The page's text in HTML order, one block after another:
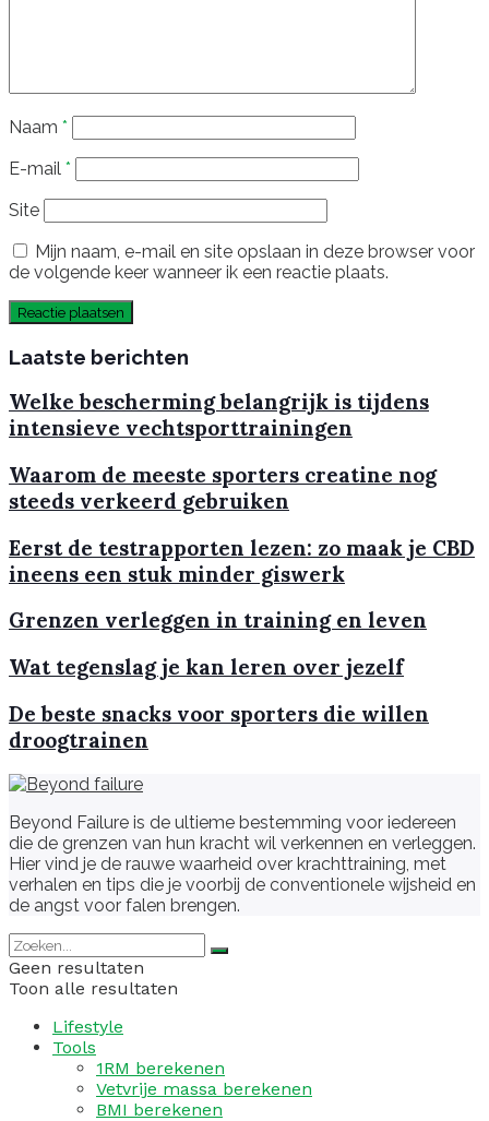
Naam *
E-mail *
Site
Mijn naam, e-mail en site opslaan in deze browser voor
de volgende keer wanneer ik een reactie plaats.
Laatste berichten
Welke bescherming belangrijk is tijdens
intensieve vechtsporttrainingen
Waarom de meeste sporters creatine nog
steeds verkeerd gebruiken
Eerst de testrapporten lezen: zo maak je CBD
ineens een stuk minder giswerk
Grenzen verleggen in training en leven
Wat tegenslag je kan leren over jezelf
De beste snacks voor sporters die willen
droogtrainen
Beyond Failure is de ultieme bestemming voor iedereen
die de grenzen van hun kracht wil verkennen en verleggen.
Hier vind je de rauwe waarheid over krachttraining, met
verhalen en tips die je voorbij de conventionele wijsheid en
de angst voor falen brengen.
Geen resultaten
Toon alle resultaten
Lifestyle
Tools
1RM berekenen
Vetvrije massa berekenen
BMI berekenen